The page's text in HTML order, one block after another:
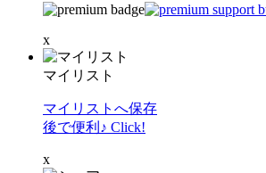
x
マイリスト
マイリストへ保存
後で便利♪ Click!
x